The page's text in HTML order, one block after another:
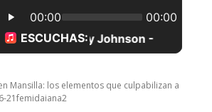
Mansilla: los elementos que culpabilizan a
21femidaiana2